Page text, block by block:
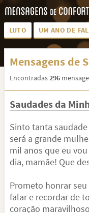
LUTO UM ANO DE
LUTO PARA AMIGA
SAUDADES DA MÃE
MEUS SENTIMENTOS
FRASES DE LUTO PARA
Mensagens de
Encontradas296
Saudades da
Sinto tanta
será a grande
mil anos que eu
dia, mamãe! Que
Prometo honrar
falar e recordar de
coração